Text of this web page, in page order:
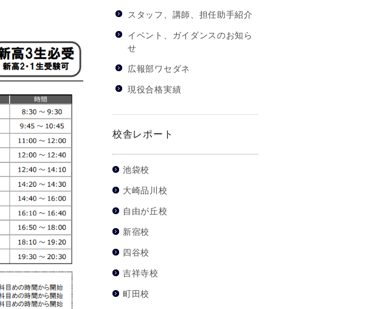
スタッフ、講師、担任助手紹介
イベント、ガイダンスのお知ら
せ
広報部ワセダネ
現役合格実績
校舎レポート
池袋校
大崎品川校
自由が丘校
新宿校
四谷校
吉祥寺校
町田校